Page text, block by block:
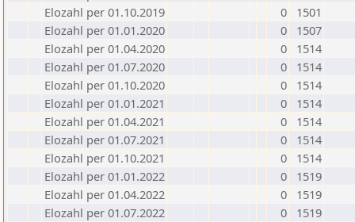
Elozahl per 01.10.2019
0
1501
Elozahl per 01.01.2020
0
1507
Elozahl per 01.04.2020
0
1514
Elozahl per 01.07.2020
0
1514
Elozahl per 01.10.2020
0
1514
Elozahl per 01.01.2021
0
1514
Elozahl per 01.04.2021
0
1514
Elozahl per 01.07.2021
0
1514
Elozahl per 01.10.2021
0
1514
Elozahl per 01.01.2022
0
1519
Elozahl per 01.04.2022
0
1519
Elozahl per 01.07.2022
0
1519